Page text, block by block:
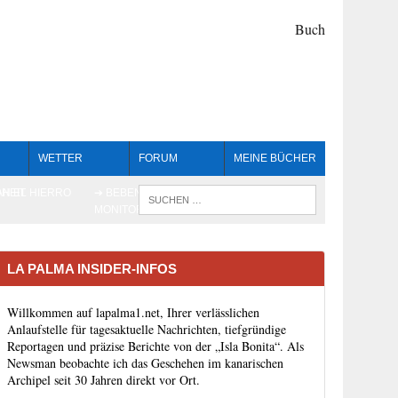
WETTER FORUM MEINE BÜCHER
LA PALMA INSIDER-INFOS
Willkommen auf lapalma1.net, Ihrer verlässlichen
Anlaufstelle für tagesaktuelle Nachrichten, tiefgründige
Reportagen und präzise Berichte von der „Isla Bonita“. Als
Newsman beobachte ich das Geschehen im kanarischen
Archipel seit 30 Jahren direkt vor Ort.